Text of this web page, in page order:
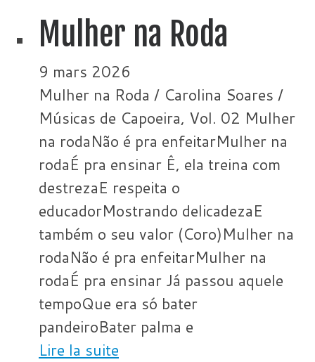
Mulher na Roda
9 mars 2026
Mulher na Roda / Carolina Soares /
Músicas de Capoeira, Vol. 02 Mulher
na rodaNão é pra enfeitarMulher na
rodaÉ pra ensinar Ê, ela treina com
destrezaE respeita o
educadorMostrando delicadezaE
também o seu valor (Coro)Mulher na
rodaNão é pra enfeitarMulher na
rodaÉ pra ensinar Já passou aquele
tempoQue era só bater
pandeiroBater palma e
Lire la suite